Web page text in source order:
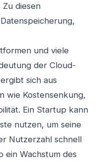
diesen
und viele
der Cloud-
sich aus
wie Kostensenkung,
Ein Startup kann
nutzen, um seine
Nutzerzahl schnell
ein Wachstum des